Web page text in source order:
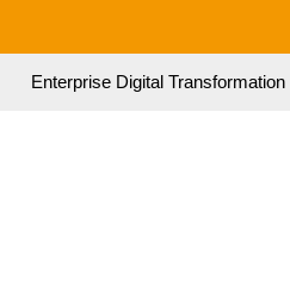
Enterprise Digital Transformation